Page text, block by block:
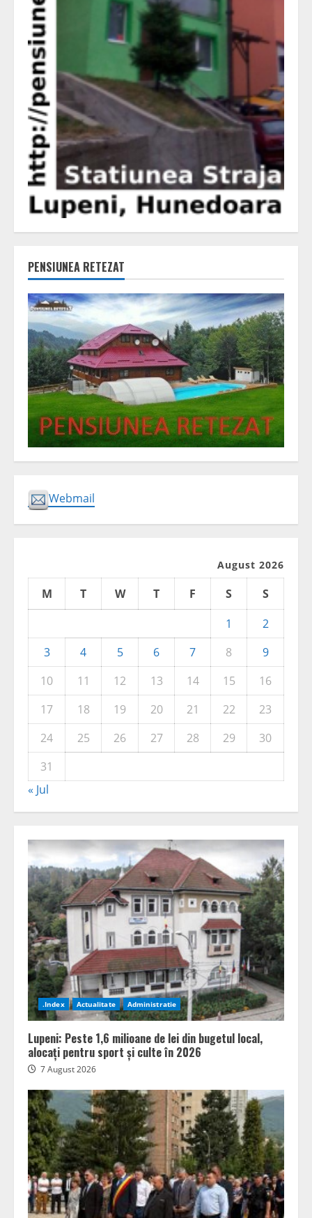
PENSIUNEA RETEZAT
Webmail
August 2026
M T W T F S
S
1
2
3
4 5 6 7 8
9
10
11 12 13 14 15
16
17
18 19 20 21 22
23
24
25 26 27 28 29
30
31
« Jul
.Index Actualitate Administratie
Lupeni: Peste 1,6 milioane de lei din bugetul local,
alocați pentru sport și culte în 2026
7 August 2026